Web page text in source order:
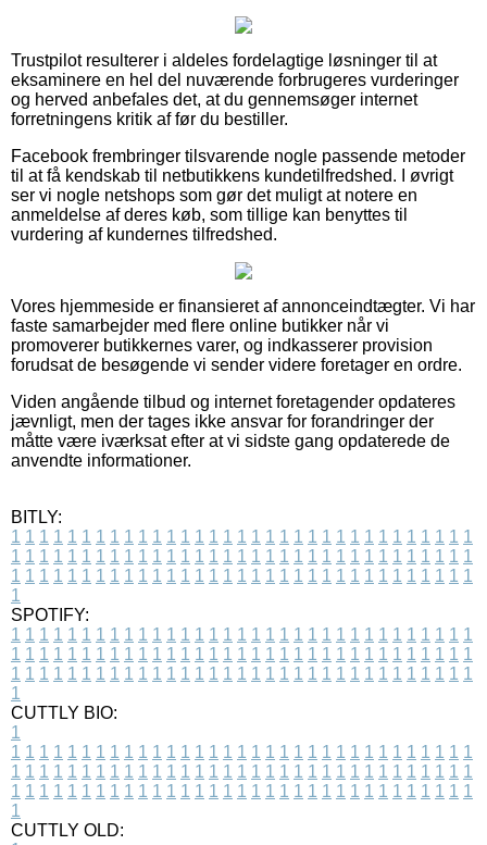
Trustpilot resulterer i aldeles fordelagtige løsninger til at
eksaminere en hel del nuværende forbrugeres vurderinger
og herved anbefales det, at du gennemsøger internet
forretningens kritik af før du bestiller.
Facebook frembringer tilsvarende nogle passende metoder
til at få kendskab til netbutikkens kundetilfredshed. I øvrigt
ser vi nogle netshops som gør det muligt at notere en
anmeldelse af deres køb, som tillige kan benyttes til
vurdering af kundernes tilfredshed.
Vores hjemmeside er finansieret af annonceindtægter. Vi har
faste samarbejder med flere online butikker når vi
promoverer butikkernes varer, og indkasserer provision
forudsat de besøgende vi sender videre foretager en ordre.
Viden angående tilbud og internet foretagender opdateres
jævnligt, men der tages ikke ansvar for forandringer der
måtte være iværksat efter at vi sidste gang opdaterede de
anvendte informationer.
BITLY:
1 1 1 1 1 1 1 1 1 1 1 1 1 1 1 1 1 1 1 1 1 1 1 1 1 1 1 1 1 1 1 1 1
1 1 1 1 1 1 1 1 1 1 1 1 1 1 1 1 1 1 1 1 1 1 1 1 1 1 1 1 1 1 1 1 1
1 1 1 1 1 1 1 1 1 1 1 1 1 1 1 1 1 1 1 1 1 1 1 1 1 1 1 1 1 1 1 1 1
1
SPOTIFY:
1 1 1 1 1 1 1 1 1 1 1 1 1 1 1 1 1 1 1 1 1 1 1 1 1 1 1 1 1 1 1 1 1
1 1 1 1 1 1 1 1 1 1 1 1 1 1 1 1 1 1 1 1 1 1 1 1 1 1 1 1 1 1 1 1 1
1 1 1 1 1 1 1 1 1 1 1 1 1 1 1 1 1 1 1 1 1 1 1 1 1 1 1 1 1 1 1 1 1
1
CUTTLY BIO:
1
1 1 1 1 1 1 1 1 1 1 1 1 1 1 1 1 1 1 1 1 1 1 1 1 1 1 1 1 1 1 1 1 1
1 1 1 1 1 1 1 1 1 1 1 1 1 1 1 1 1 1 1 1 1 1 1 1 1 1 1 1 1 1 1 1 1
1 1 1 1 1 1 1 1 1 1 1 1 1 1 1 1 1 1 1 1 1 1 1 1 1 1 1 1 1 1 1 1 1
1
CUTTLY OLD: